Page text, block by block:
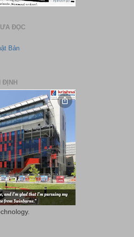
ĐỌC
Bản
ĐỊNH